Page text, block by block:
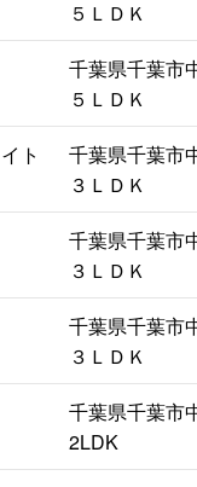
５ＬＤＫ
千葉県千葉市
５ＬＤＫ
ト
千葉県千葉市
３ＬＤＫ
千葉県千葉市
３ＬＤＫ
千葉県千葉市
３ＬＤＫ
千葉県千葉市
2LDK